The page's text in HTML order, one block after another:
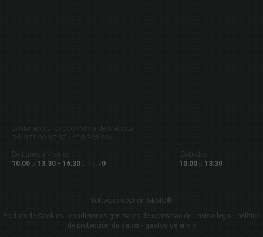
C/Manacor,2 07006 Palma de Mallorca
971 90 97 97 / 618 328 204
De Lunes a Viernes
10:00 a 13.30 - 16:30 a 19.3 0
Sábados
10:00 a 13:30
Software Gestión GESIO®
Política de Cookies - condiciones generales de contratación - aviso legal - política
de protección de datos - gastos de envío